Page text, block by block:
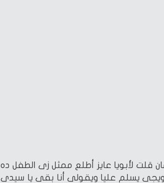
قلت لأبويا عايز أطلع ممثل زى الطفل ده
ويجى يسلم عليا ويقولى أنا بقى يا سيدى